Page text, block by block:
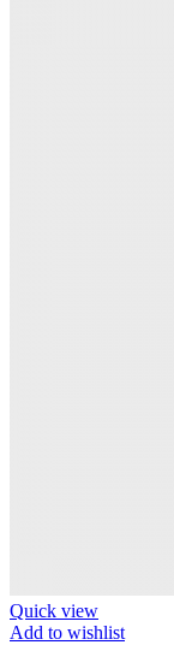
Quick view
Add to wishlist